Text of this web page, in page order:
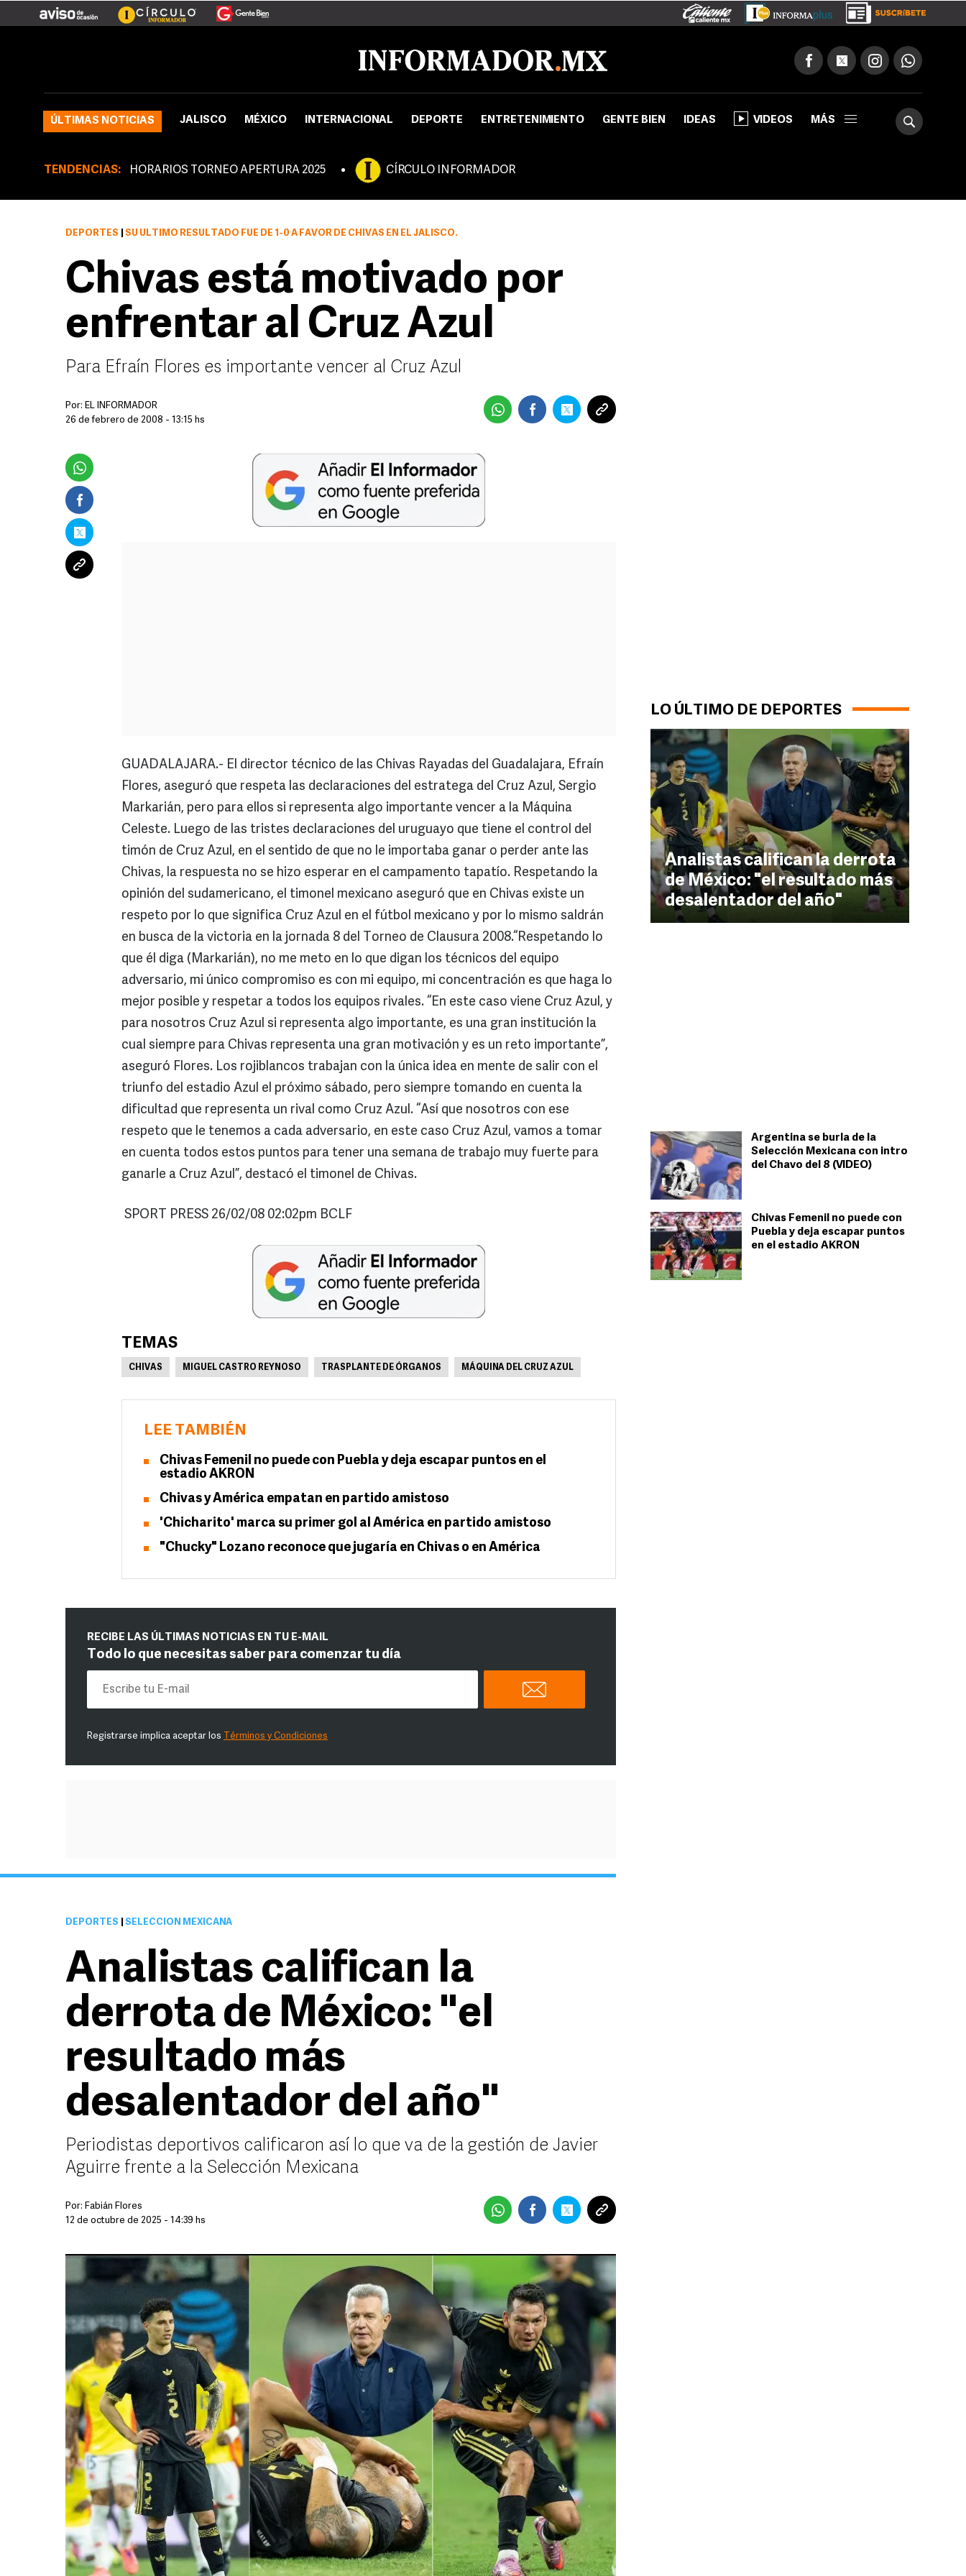
ÚLTIMAS NOTICIAS JALISCO MÉXICO INTERNACIONAL DEPORTE ENTRETENIMIENTO GENTE BIEN IDEAS VIDEOS MÁS
TENDENCIAS: HORARIOS TORNEO APERTURA 2025 CÍRCULO INFORMADOR
LO ÚLTIMO DE DEPORTES
Analistas califican la derrota
de México: "el resultado más
desalentador del año"
Argentina se burla de la
Selección Mexicana con intro
del Chavo del 8 (VIDEO)
Chivas Femenil no puede con
Puebla y deja escapar puntos
en el estadio AKRON
DEPORTES SU ÚLTIMO RESULTADO FUE DE 1-0 A FAVOR DE CHIVAS EN EL JALISCO.
Chivas está motivado por
enfrentar al Cruz Azul
Para Efraín Flores es importante vencer al Cruz Azul
Por: EL INFORMADOR
26 de febrero de 2008 - 13:15 hs
GUADALAJARA.- El director técnico de las Chivas Rayadas del Guadalajara, Efraín
Flores, aseguró que respeta las declaraciones del estratega del Cruz Azul, Sergio
Markarián, pero para ellos si representa algo importante vencer a la Máquina
Celeste. Luego de las tristes declaraciones del uruguayo que tiene el control del
timón de Cruz Azul, en el sentido de que no le importaba ganar o perder ante las
Chivas, la respuesta no se hizo esperar en el campamento tapatío. Respetando la
opinión del sudamericano, el timonel mexicano aseguró que en Chivas existe un
respeto por lo que significa Cruz Azul en el fútbol mexicano y por lo mismo saldrán
en busca de la victoria en la jornada 8 del Torneo de Clausura 2008.“Respetando lo
que él diga (Markarián), no me meto en lo que digan los técnicos del equipo
adversario, mi único compromiso es con mi equipo, mi concentración es que haga lo
mejor posible y respetar a todos los equipos rivales. “En este caso viene Cruz Azul, y
para nosotros Cruz Azul si representa algo importante, es una gran institución la
cual siempre para Chivas representa una gran motivación y es un reto importante”,
aseguró Flores. Los rojiblancos trabajan con la única idea en mente de salir con el
triunfo del estadio Azul el próximo sábado, pero siempre tomando en cuenta la
dificultad que representa un rival como Cruz Azul. “Así que nosotros con ese
respeto que le tenemos a cada adversario, en este caso Cruz Azul, vamos a tomar
en cuenta todos estos puntos para tener una semana de trabajo muy fuerte para
ganarle a Cruz Azul”, destacó el timonel de Chivas.
SPORT PRESS 26/02/08 02:02pm BCLF
TEMAS
CHIVAS MIGUEL CASTRO REYNOSO TRASPLANTE DE ÓRGANOS MÁQUINA DEL CRUZ AZUL
LEE TAMBIÉN
Chivas Femenil no puede con Puebla y deja escapar puntos en el
estadio AKRON
Chivas y América empatan en partido amistoso
'Chicharito' marca su primer gol al América en partido amistoso
"Chucky" Lozano reconoce que jugaría en Chivas o en América
RECIBE LAS ÚLTIMAS NOTICIAS EN TU E-MAIL
Todo lo que necesitas saber para comenzar tu día
Registrarse implica aceptar los Términos y Condiciones
DEPORTES SELECCIÓN MEXICANA
Analistas califican la
derrota de México: "el
resultado más
desalentador del año"
Periodistas deportivos calificaron así lo que va de la gestión de Javier
Aguirre frente a la Selección Mexicana
Por: Fabián Flores
12 de octubre de 2025 - 14:39 hs